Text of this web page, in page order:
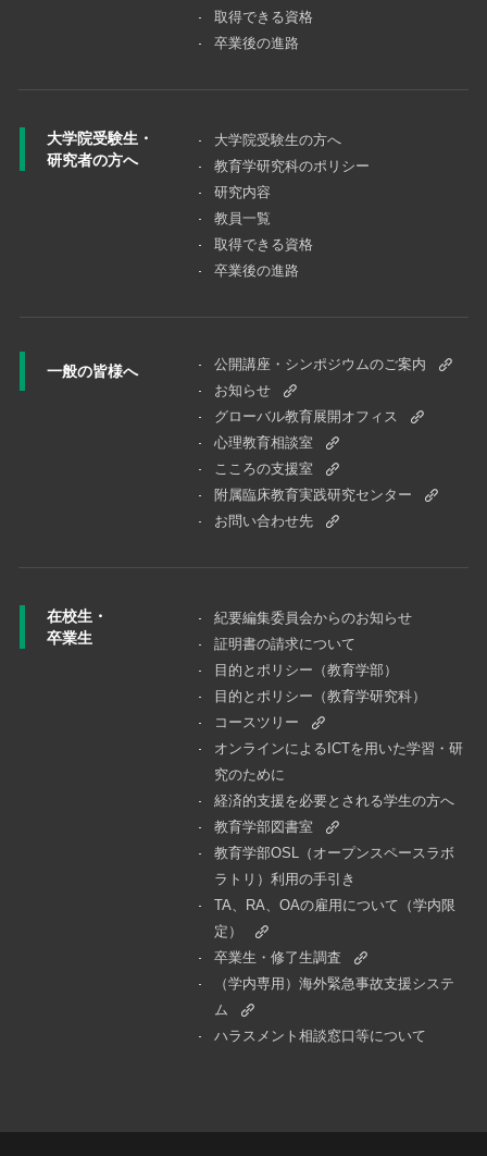
取得できる資格
卒業後の進路
大学院受験生・
研究者の方へ
大学院受験⽣の⽅へ
教育学研究科のポリシー
研究内容
教員一覧
取得できる資格
卒業後の進路
一般の皆様へ
公開講座・シンポジウムのご案内
お知らせ
グローバル教育展開オフィス
心理教育相談室
こころの支援室
附属臨床教育実践研究センター
お問い合わせ先
在校生・
卒業生
紀要編集委員会からのお知らせ
証明書の請求について
目的とポリシー（教育学部）
目的とポリシー（教育学研究科）
コースツリー
オンラインによるICTを用いた学習・研
究のために
経済的支援を必要とされる学生の方へ
教育学部図書室
教育学部OSL（オープンスペースラボ
ラトリ）利用の手引き
TA、RA、OAの雇用について（学内限
定）
卒業生・修了生調査
（学内専用）海外緊急事故支援システ
ム
ハラスメント相談窓口等について